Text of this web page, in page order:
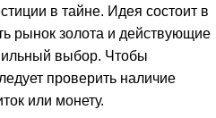
в тайне. Идея состоит в
рынок золота и действующие
выбор. Чтобы
проверить наличие
или монету.